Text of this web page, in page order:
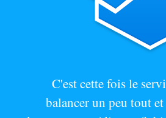
C'est cette fois le
balancer un peu tout